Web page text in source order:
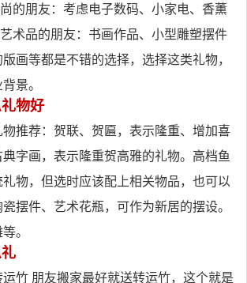
的朋友：考虑电子数码、小家电、香薰
术品的朋友：书画作品、小型雕塑摆件
画等都是不错的选择，选择这类礼物，
景。
物好
推荐：贺联、贺匾，表示隆重、增加喜
字画，表示隆重贺高雅的礼物。高档鱼
物，但选时应该配上相关物品，也可以
摆件、艺术花瓶，可作为新居的摆设。
。
竹 朋友搬家最好就送转运竹，这个就是